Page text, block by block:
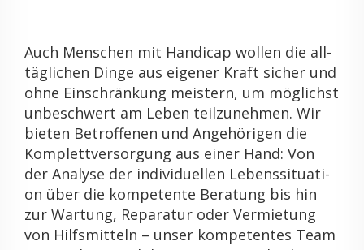
Auch Men­schen mit Han­di­cap wol­len die all­
täg­li­chen Dinge aus ei­ge­ner Kraft si­cher und
ohne Ein­schrän­kung meis­tern, um mög­lichst
un­be­schwert am Leben teil­zu­neh­men. Wir
bie­ten Be­trof­fe­nen und An­ge­hö­ri­gen die
Kom­plett­ver­sor­gung aus einer Hand: Von
der Ana­ly­se der in­di­vi­du­el­len Le­bens­si­tua­ti­
on über die kom­pe­ten­te Be­ra­tung bis hin
zur War­tung, Re­pa­ra­tur oder Ver­mie­tung
von Hilfs­mit­teln – unser kom­pe­ten­tes Team